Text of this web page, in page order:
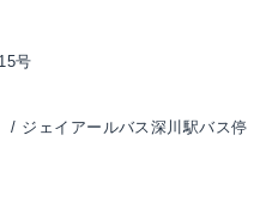
号
/ ジェイアールバス深川駅バス停